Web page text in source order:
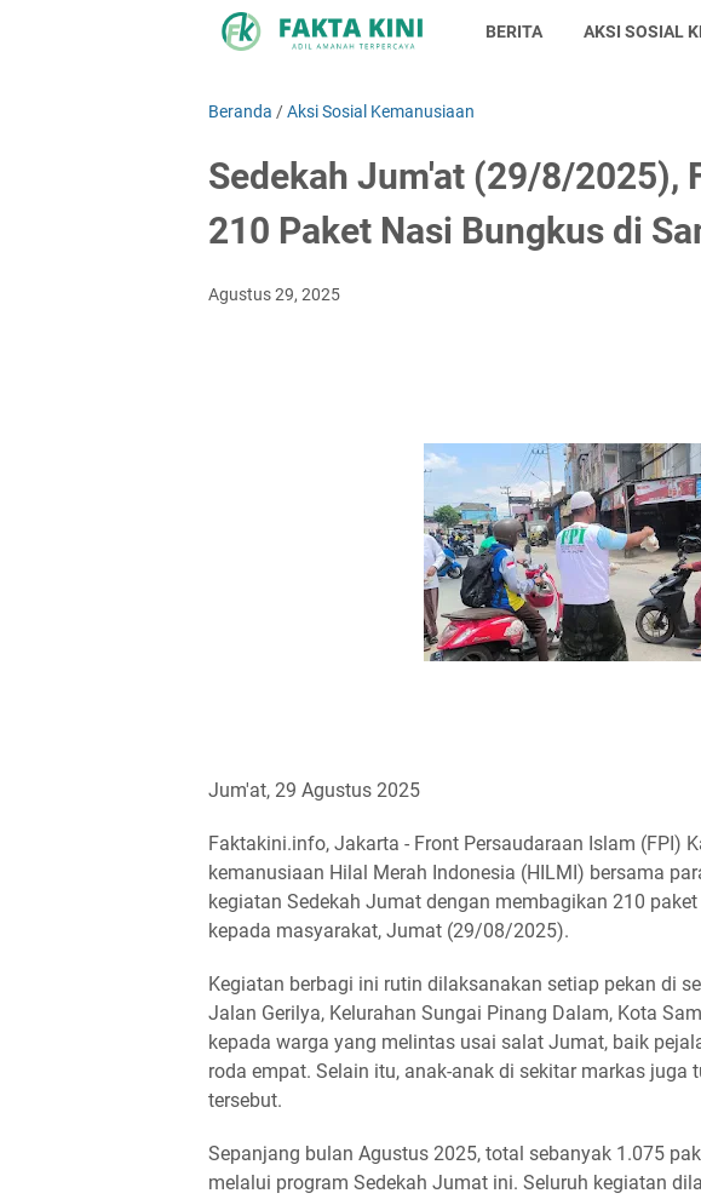
BERITA AKSI SOSIAL
Beranda /Aksi Sosial Kemanusiaan
Sedekah Jum'at (29/8/2025),
210 Paket Nasi Bungkus di
Agustus 29, 2025
Jum'at, 29 Agustus 2025
Faktakini.info, Jakarta - Front Persaudaraan Islam (FPI)
kemanusiaan Hilal Merah Indonesia (HILMI) bersama
kegiatan Sedekah Jumat dengan membagikan 210
kepada masyarakat, Jumat (29/08/2025).
Kegiatan berbagi ini rutin dilaksanakan setiap pekan di
Jalan Gerilya, Kelurahan Sungai Pinang Dalam, Kota
kepada warga yang melintas usai salat Jumat, baik
roda empat. Selain itu, anak-anak di sekitar markas juga
tersebut.
Sepanjang bulan Agustus 2025, total sebanyak 1.075
melalui program Sedekah Jumat ini. Seluruh kegiatan